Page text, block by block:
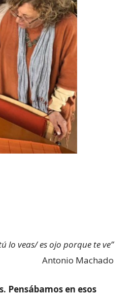
lo veas/ es ojo porque te ve”
Antonio Machado
Pensábamos en esos